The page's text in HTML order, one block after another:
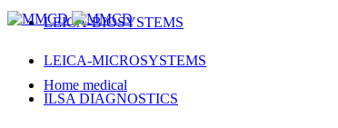
LEICA-BIOSYSTEMS
LEICA-MICROSYSTEMS
ILSA DIAGNOSTICS
Home medical